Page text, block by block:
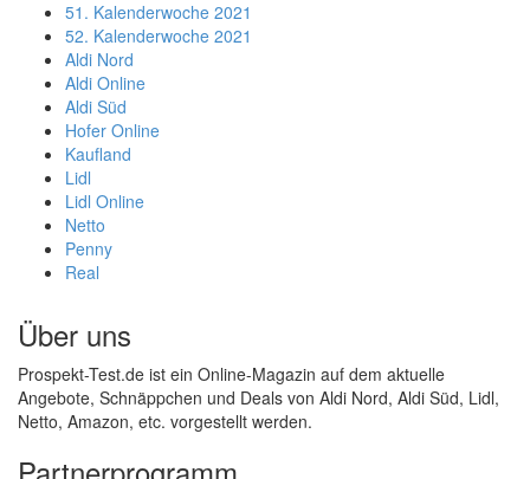
51. Kalenderwoche 2021
52. Kalenderwoche 2021
Aldi Nord
Aldi Online
Aldi Süd
Hofer Online
Kaufland
Lidl
Lidl Online
Netto
Penny
Real
Über uns
Prospekt-Test.de ist ein Online-Magazin auf dem aktuelle
Angebote, Schnäppchen und Deals von Aldi Nord, Aldi Süd, Lidl,
Netto, Amazon, etc. vorgestellt werden.